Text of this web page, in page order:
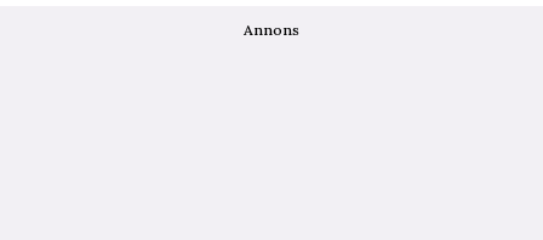
Annons